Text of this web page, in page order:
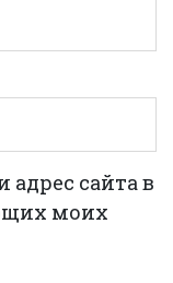
сайта в
моих